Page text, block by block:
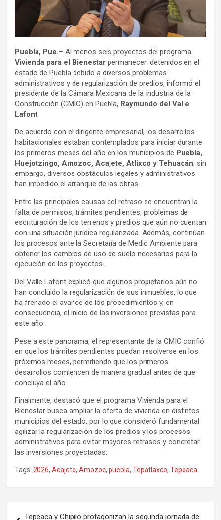
Puebla, Pue.– Al menos seis proyectos del programa
Vivienda para el Bienestar permanecen detenidos en el
estado de Puebla debido a diversos problemas
administrativos y de regularización de predios, informó el
presidente de la Cámara Mexicana de la Industria de la
Construcción (CMIC) en Puebla, Raymundo del Valle
Lafont.
De acuerdo con el dirigente empresarial, los desarrollos
habitacionales estaban contemplados para iniciar durante
los primeros meses del año en los municipios de Puebla,
Huejotzingo, Amozoc, Acajete, Atlixco y Tehuacán; sin
embargo, diversos obstáculos legales y administrativos
han impedido el arranque de las obras.
Entre las principales causas del retraso se encuentran la
falta de permisos, trámites pendientes, problemas de
escrituración de los terrenos y predios que aún no cuentan
con una situación jurídica regularizada. Además, continúan
los procesos ante la Secretaría de Medio Ambiente para
obtener los cambios de uso de suelo necesarios para la
ejecución de los proyectos.
Del Valle Lafont explicó que algunos propietarios aún no
han concluido la regularización de sus inmuebles, lo que
ha frenado el avance de los procedimientos y, en
consecuencia, el inicio de las inversiones previstas para
este año.
Pese a este panorama, el representante de la CMIC confió
en que los trámites pendientes puedan resolverse en los
próximos meses, permitiendo que los primeros
desarrollos comiencen de manera gradual antes de que
concluya el año.
Finalmente, destacó que el programa Vivienda para el
Bienestar busca ampliar la oferta de vivienda en distintos
municipios del estado, por lo que consideró fundamental
agilizar la regularización de los predios y los procesos
administrativos para evitar mayores retrasos y concretar
las inversiones proyectadas.
Tags: 2026, Acajete, Amozoc, puebla, Tepatlaxco, Tepeaca
Tepeaca y Chipilo protagonizan la segunda jornada de